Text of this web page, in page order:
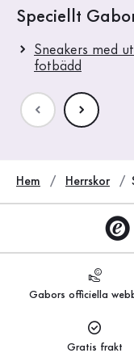
Speciellt
Sneakers med
fotbädd
Hem Herrskor
Gabors officiella
Gratis frakt